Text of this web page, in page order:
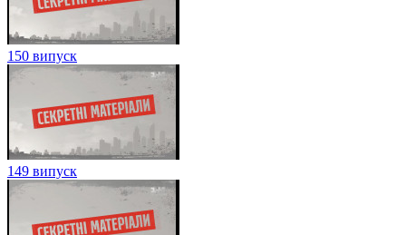
150 випуск
149 випуск